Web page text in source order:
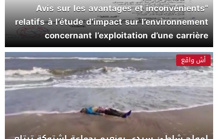
“Avis sur les avantages et inconvénients
relatifs à l’étude d’impact sur l’environnement
concernant l’exploitation d’une carrière
d’extraction de “tout_venant”
أش واقع